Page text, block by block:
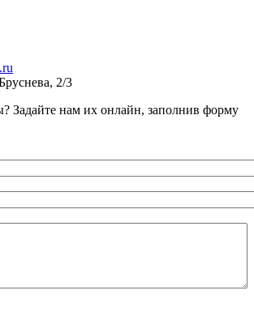
2/3
Задайте нам их онлайн, заполнив форму